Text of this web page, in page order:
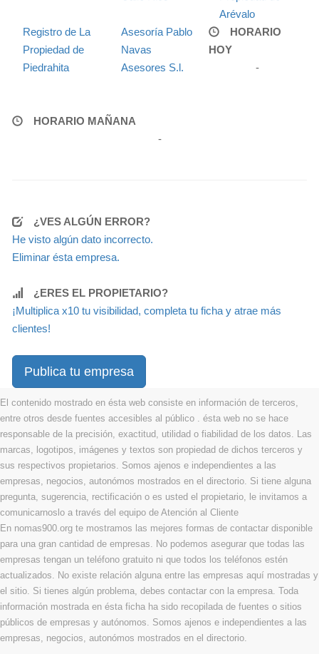
Arévalo
Registro de La
Propiedad de
Piedrahita
Asesoría Pablo
Navas
Asesores S.l.
HORARIO
HOY
-
HORARIO MAÑANA
-
¿VES ALGÚN ERROR?
He visto algún dato incorrecto.
Eliminar ésta empresa.
¿ERES EL PROPIETARIO?
¡Multiplica x10 tu visibilidad, completa tu ficha y atrae más
clientes!
Publica tu empresa
El contenido mostrado en ésta web consiste en información de terceros,
entre otros desde fuentes accesibles al público . ésta web no se hace
responsable de la precisión, exactitud, utilidad o fiabilidad de los datos. Las
marcas, logotipos, imágenes y textos son propiedad de dichos terceros y
sus respectivos propietarios. Somos ajenos e independientes a las
empresas, negocios, autonómos mostrados en el directorio. Si tiene alguna
pregunta, sugerencia, rectificación o es usted el propietario, le invitamos a
comunicarnoslo a través del equipo de Atención al Cliente
En nomas900.org te mostramos las mejores formas de contactar disponible
para una gran cantidad de empresas. No podemos asegurar que todas las
empresas tengan un teléfono gratuito ni que todos los teléfonos estén
actualizados. No existe relación alguna entre las empresas aquí mostradas y
el sitio. Si tienes algún problema, debes contactar con la empresa. Toda
información mostrada en ésta ficha ha sido recopilada de fuentes o sitios
públicos de empresas y autónomos. Somos ajenos e independientes a las
empresas, negocios, autonómos mostrados en el directorio.